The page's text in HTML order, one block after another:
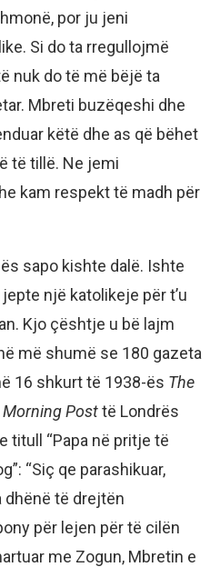
por ju jeni
Si do ta rregullojmë
nuk do të më bëjë ta
Mbreti buzëqeshi dhe
këtë dhe as që bëhet
të tillë. Ne jemi
kam respekt të madh për
sapo kishte dalë. Ishte
një katolikeje për t’u
Kjo çështje u bë lajm
më shumë se 180 gazeta
16 shkurt të 1938-ës The
Morning Posttë Londrës
titull “Papa në pritje të
“Siç qe parashikuar,
dhënë të drejtën
për lejen për të cilën
me Zogun, Mbretin e